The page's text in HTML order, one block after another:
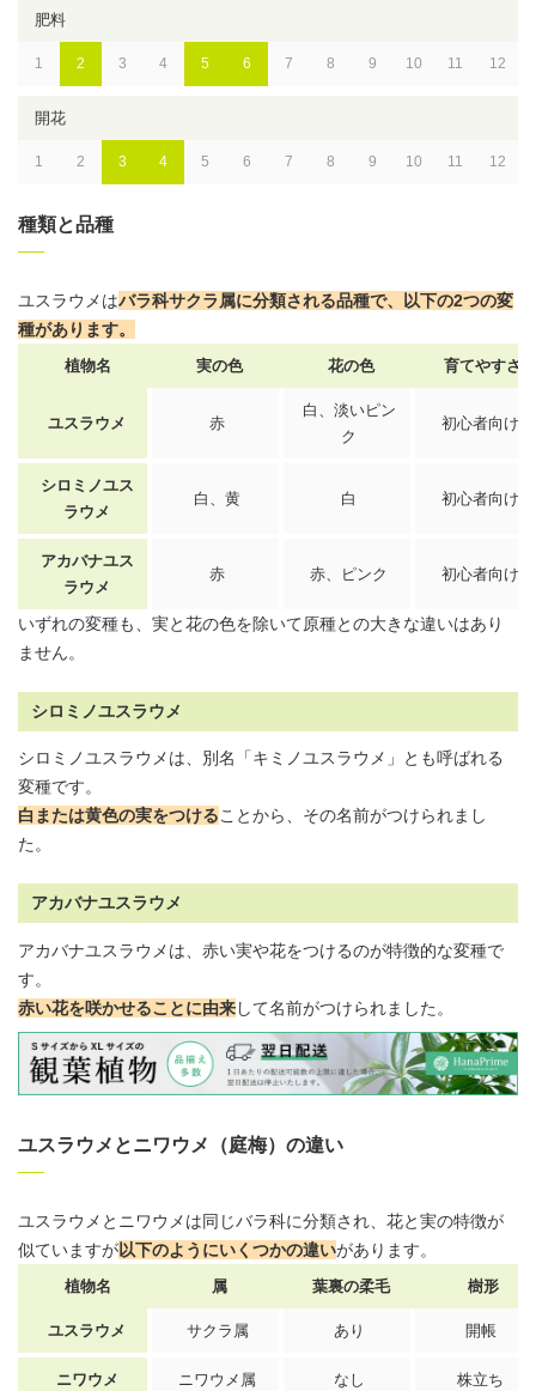
肥料
1 2 3 4 5 6 7 8 9 10 11 12
開花
1 2 3 4 5 6 7 8 9 10 11 12
種類と品種
ユスラウメはバラ科サクラ属に分類される品種で、以下の2つの変
種があります。
植物名 実の色 花の色 育てやすさ
ユスラウメ 赤
白、淡いピン
ク
初心者向け
シロミノユス
ラウメ
白、黄 白 初心者向け
アカバナユス
ラウメ
赤 赤、ピンク 初心者向け
いずれの変種も、実と花の色を除いて原種との大きな違いはあり
ません。
シロミノユスラウメ
シロミノユスラウメは、別名「キミノユスラウメ」とも呼ばれる
変種です。
白または黄色の実をつけることから、その名前がつけられまし
た。
アカバナユスラウメ
アカバナユスラウメは、赤い実や花をつけるのが特徴的な変種で
す。
赤い花を咲かせることに由来して名前がつけられました。
ユスラウメとニワウメ（庭梅）の違い
ユスラウメとニワウメは同じバラ科に分類され、花と実の特徴が
似ていますが以下のようにいくつかの違いがあります。
植物名 属 葉裏の柔毛 樹形
ユスラウメ サクラ属 あり 開帳
ニワウメ ニワウメ属 なし 株立ち